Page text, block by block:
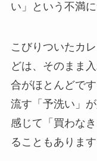
い」という不満
こびりついたカ
どは、そのまま
合がほとんどで
流す「予洗い」
感じて「買わな
ることもあります